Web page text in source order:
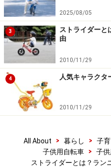
タイヤを組み合わせた乗
で、タイヤ外周は一般的な
小ぶり。でもホイールベー
が特長です。剛性のあるス
重量はわずか3.1kgで、幼児
印象です。2歳でしっか
12cm、ハンドルは10cmの
【DATA】
シート高調整範囲：300～
ハンドル高調整範囲：500
2025/08/05
3
ストライダーと
由
2010/11/29
4 人気キャラクタ
2010/11/29
All About > 暮らし > 子
子供用自転車
> 子
ストライダーとは？ラン